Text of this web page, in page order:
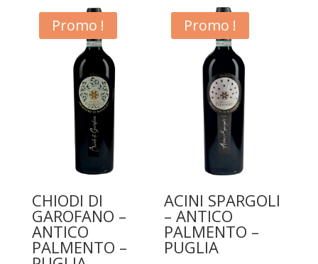
était :
17,00€.
est :
16,00€.
était :
20,00€.
est :
16,00€.
Promo !
CHIODI DI
GAROFANO –
ANTICO
PALMENTO –
Promo !
ACINI SPARGOLI
– ANTICO
PALMENTO –
PUGLIA